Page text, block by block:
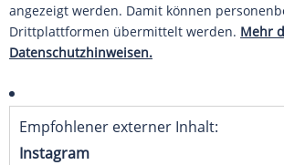
angezeigt werden. Damit können
Drittplattformen übermittelt werden. Mehr
Datenschutzhinweisen.
Empfohlener externer Inhalt:
Instagram